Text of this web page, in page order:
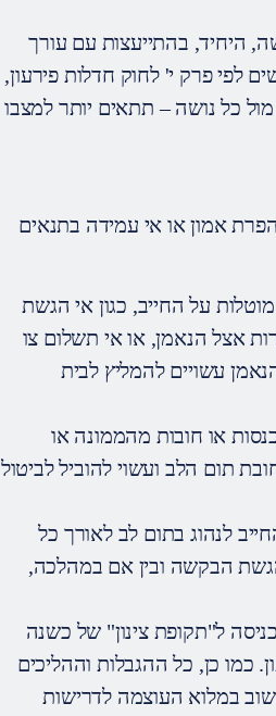
היחיד, בהתייעצות עם עורך
לפי פרק י' לחוק חדלות פירעון,
כל נושה – תתאים יותר למצבו
אמון או אי עמידה בתנאים
על החייב, כגון אי הגשת
אצל הנאמן, או אי תשלום צו
עשויים להמליץ לבית
או חובות מהממונה או
תום הלב ועשוי להוביל לביטול
לנהוג בתום לב לאורך כל
הבקשה ובין אם במהלכה,
ל"תקופת צינון" של כשנה
כמו כן, כל ההגבלות וההליכים
במלוא העוצמה לדרישות